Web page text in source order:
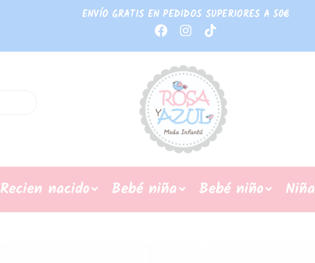
ENVÍO GRATIS EN PEDIDOS SUPERIORES A 50€
Recien nacido Bebé niña Bebé niño Niña